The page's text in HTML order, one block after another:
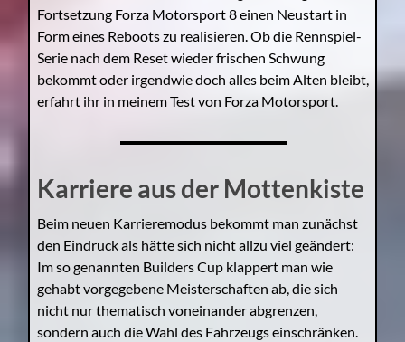
Fortsetzung Forza Motorsport 8 einen Neustart in
Form eines Reboots zu realisieren. Ob die Rennspiel-
Serie nach dem Reset wieder frischen Schwung
bekommt oder irgendwie doch alles beim Alten bleibt,
erfahrt ihr in meinem Test von Forza Motorsport.
Karriere aus der Mottenkiste
Beim neuen Karrieremodus bekommt man zunächst
den Eindruck als hätte sich nicht allzu viel geändert:
Im so genannten Builders Cup klappert man wie
gehabt vorgegebene Meisterschaften ab, die sich
nicht nur thematisch voneinander abgrenzen,
sondern auch die Wahl des Fahrzeugs einschränken.